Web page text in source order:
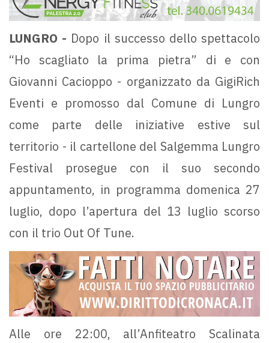
LUNGRO - Dopo il successo dello spettacolo
“Ho scagliato la prima pietra” di e con
Giovanni Cacioppo - organizzato da GigiRich
Eventi e promosso dal Comune di Lungro
come parte delle iniziative estive sul
territorio - il cartellone del Salgemma Lungro
Festival prosegue con il suo secondo
appuntamento, in programma domenica 27
luglio, dopo l’apertura del 13 luglio scorso
con il trio Out Of Tune.
Alle ore 22:00, all’Anfiteatro Scalinata